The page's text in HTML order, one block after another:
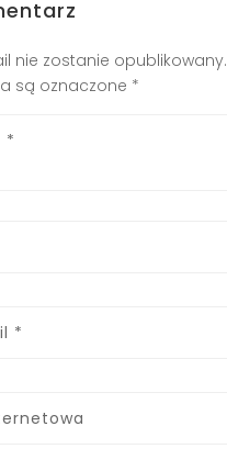
nie zostanie opublikowany.
są oznaczone *